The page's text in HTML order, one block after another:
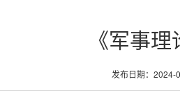
《军事
发布日期：2024-